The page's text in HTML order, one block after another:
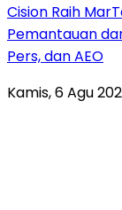
Cision Raih
Pemantauan
Pers, dan AEO
Kamis, 6 Agu